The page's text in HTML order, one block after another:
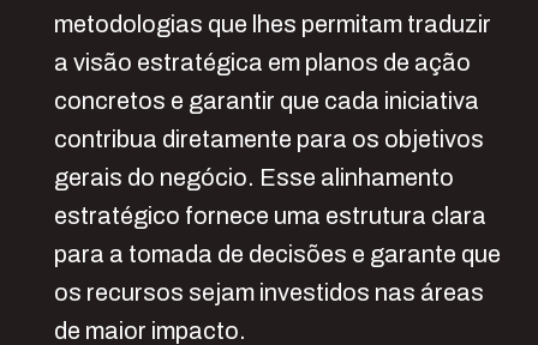
metodologias que lhes permitam traduzir
a visão estratégica em planos de ação
concretos e garantir que cada iniciativa
contribua diretamente para os objetivos
gerais do negócio. Esse alinhamento
estratégico fornece uma estrutura clara
para a tomada de decisões e garante que
os recursos sejam investidos nas áreas
de maior impacto.